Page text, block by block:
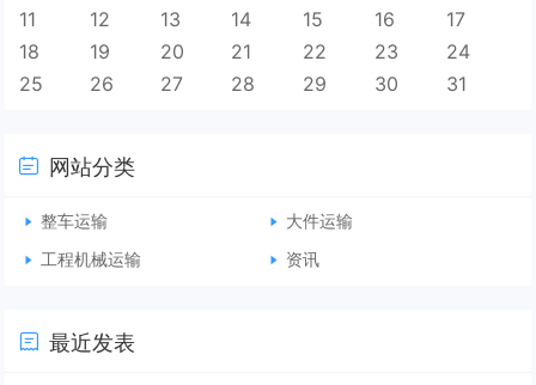
11
12 13 14 15 16
17
18
19 20 21 22 23
24
25
26 27 28 29 30 31
网站分类
整车运输
大件运输
工程机械运输
资讯
最近发表